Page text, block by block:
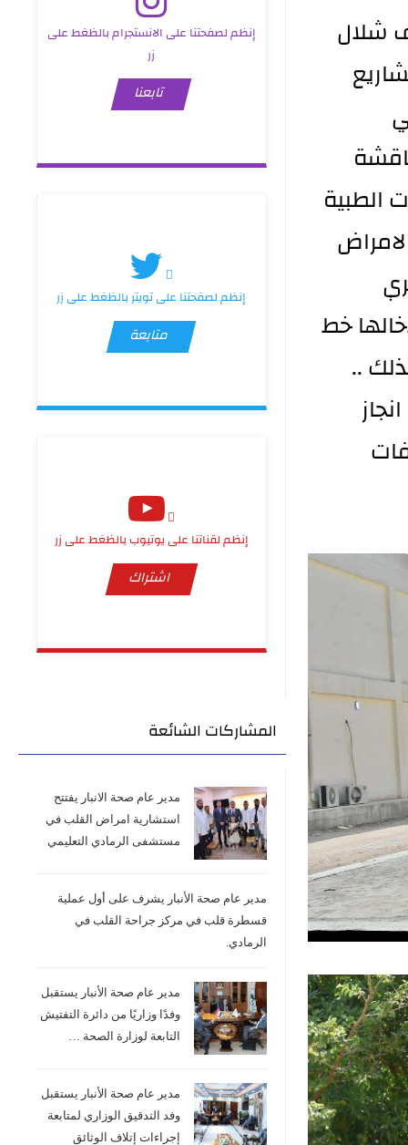
شلال
المشاريع
الطبية
الامراض
يجري
خط
..
إنظم لصفحتنا على الانستجرام بالظغط على
زر
تابعنا
إنظم لصفحتنا على تويتر بالظغط على زر
متابعة
إنظم لقناتنا على يوتيوب بالظغط على زر
اشتراك
المشاركات الشائعة
مدير عام صحة الانبار يفتتح
استشارية امراض القلب في
مستشفى الرمادي التعليمي
مدير عام صحة الأنبار يشرف على أول عملية
قسطرة قلب في مركز جراحة القلب في
الرمادي.
مدير عام صحة الأنبار يستقبل
وفدًا وزاريًا من دائرة التفتيش
التابعة لوزارة الصحة …
مدير عام صحة الأنبار يستقبل
وفد التدقيق الوزاري لمتابعة
إجراءات إتلاف الوثائق